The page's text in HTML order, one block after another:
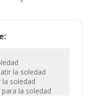
la soledad
soledad
la soledad